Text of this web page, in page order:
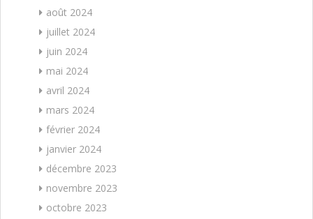
août 2024
juillet 2024
juin 2024
mai 2024
avril 2024
mars 2024
février 2024
janvier 2024
décembre 2023
novembre 2023
octobre 2023